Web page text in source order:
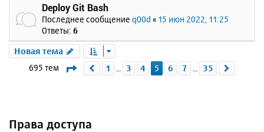
Deploy Git Bash
Последнее сообщение q00d « 15 июн 2022, 11:25
Ответы: 6
Новая тема
695 тем Страница из 35
Пред.
1 … 3 4 5 6 7 … 35
Права доступа